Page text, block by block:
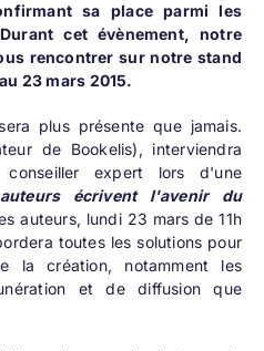
sa place parmi les
cet évènement, notre
rencontrer sur notre stand
23 mars 2015.
plus présente que jamais.
de Bookelis), interviendra
expert lors d'une
écrivent l'avenir du
auteurs, lundi 23 mars de 11h
toutes les solutions pour
la création, notamment les
et de diffusion que